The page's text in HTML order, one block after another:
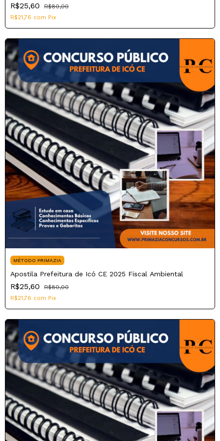
R$25,60
R$80,00
R$21,76 com Pix
MÉTODO PRIMAZIA
Apostila Prefeitura de Icó CE 2025 Fiscal Ambiental
R$25,60
R$80,00
R$21,76 com Pix